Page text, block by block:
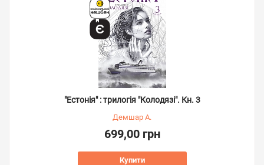
"Естонія" : трилогія "Колодязі". Кн. 3
Демшар А.
699,00 грн
Купити